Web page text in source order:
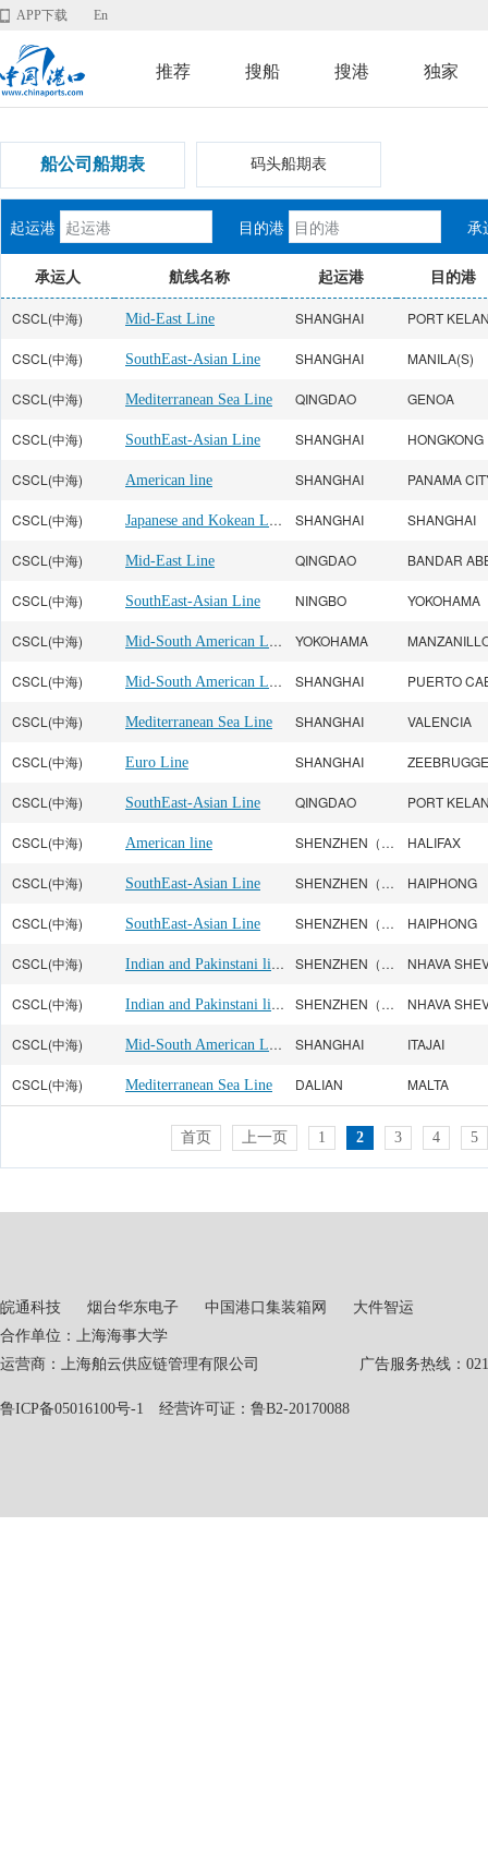
APP下载 En
推荐 搜船 搜港 独家
船公司船期表 码头船期表
起运港 目的港 承
承运人 航线名称 起运港 目的港
CSCL(中海) Mid-East Line SHANGHAI PORT
CSCL(中海) SouthEast-Asian Line SHANGHAI MANILA(S)
CSCL(中海) Mediterranean Sea Line QINGDAO GENOA
CSCL(中海) SouthEast-Asian Line SHANGHAI HONGKONG
CSCL(中海) American line SHANGHAI PANAMA
CSCL(中海) Japanese and Kokean Line SHANGHAI SHANGHAI
CSCL(中海) Mid-East Line QINGDAO
CSCL(中海) SouthEast-Asian Line NINGBO YOKOHAMA
CSCL(中海) Mid-South American Line YOKOHAMA
CSCL(中海) Mid-South American Line SHANGHAI
CSCL(中海) Mediterranean Sea Line SHANGHAI VALENCIA
CSCL(中海) Euro Line SHANGHAI ZEEBRUGGE
CSCL(中海) SouthEast-Asian Line QINGDAO PORT
CSCL(中海) American line SHENZHEN（SHEKOU） HALIFAX
CSCL(中海) SouthEast-Asian Line SHENZHEN（SHEKOU） HAIPHONG
CSCL(中海) SouthEast-Asian Line SHENZHEN（SHEKOU） HAIPHONG
CSCL(中海) Indian and Pakinstani line SHENZHEN（SHEKOU） NHAVA
CSCL(中海) Indian and Pakinstani line SHENZHEN（SHEKOU） NHAVA
CSCL(中海) Mid-South American Line SHANGHAI ITAJAI
CSCL(中海) Mediterranean Sea Line DALIAN MALTA
首页 上一页 1 2 3 4 5
皖通科技 烟台华东电子 中国港口集装箱网
大件智运
合作单位：上海海事大学
运营商：上海舶云供应链管理有限公司 广告服务热线：021-
鲁ICP备05016100号-1 经营许可证：鲁B2-20170088